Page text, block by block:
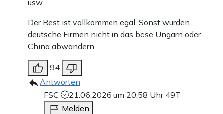
usw.
Der Rest ist vollkommen egal, Sonst würden
deutsche Firmen nicht in das böse Ungarn oder
China abwandern
94
Antworten
FSC
21.06.2026 um 20:58 Uhr 49T
Melden